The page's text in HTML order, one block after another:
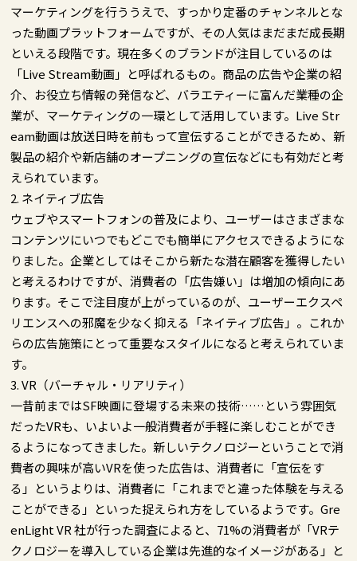
マーケティングを行ううえで、すっかり定番のチャンネルとな
った動画プラットフォームですが、その人気はまだまだ成長期
といえる段階です。現在多くのブランドが注目しているのは
「Live Stream動画」と呼ばれるもの。商品の広告や企業の紹
介、お役立ち情報の発信など、バラエティーに富んだ業種の企
業が、マーケティングの一環として活用しています。Live Str
eam動画は放送日時を前もって宣伝することができるため、新
製品の紹介や新店舗のオープニングの宣伝などにも有効だと考
えられています。
2. ネイティブ広告
ウェブやスマートフォンの普及により、ユーザーはさまざまな
コンテンツにいつでもどこでも簡単にアクセスできるようにな
りました。企業としてはそこから新たな潜在顧客を獲得したい
と考えるわけですが、消費者の「広告嫌い」は増加の傾向にあ
ります。そこで注目度が上がっているのが、ユーザーエクスペ
リエンスへの邪魔を少なく抑える「ネイティブ広告」。これか
らの広告施策にとって重要なスタイルになると考えられていま
す。
3. VR（バーチャル・リアリティ）
一昔前まではSF映画に登場する未来の技術……という雰囲気
だったVRも、いよいよ一般消費者が手軽に楽しむことができ
るようになってきました。新しいテクノロジーということで消
費者の興味が高いVRを使った広告は、消費者に「宣伝をす
る」というよりは、消費者に「これまでと違った体験を与える
ことができる」といった捉えられ方をしているようです。Gre
enLight VR 社が行った調査によると、71%の消費者が「VRテ
クノロジーを導入している企業は先進的なイメージがある」と